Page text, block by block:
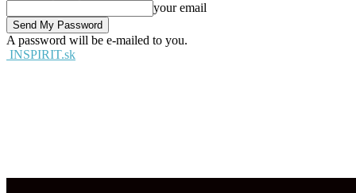
your email
A password will be e-mailed to you.
INSPIRIT.sk